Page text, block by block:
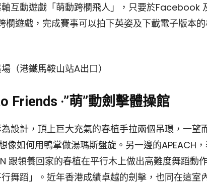
互動遊戲「萌動跨欄飛人」，只要於
欄遊戲，完成賽事可以拍下英姿及下載電子版本
（港鐵馬鞍山站A出口）
Friends ‧”萌”動劍擊體操館
設計，頂上巨大充氣的春植手拉兩個吊環，一望
像如何用鴨掌做湯瑪斯盤旋。另一邊的APEACH
跟領養回家的春植在平行木上做出高難度舞蹈動
舞蹈」。近年香港成績卓越的劍擊，也同在這室